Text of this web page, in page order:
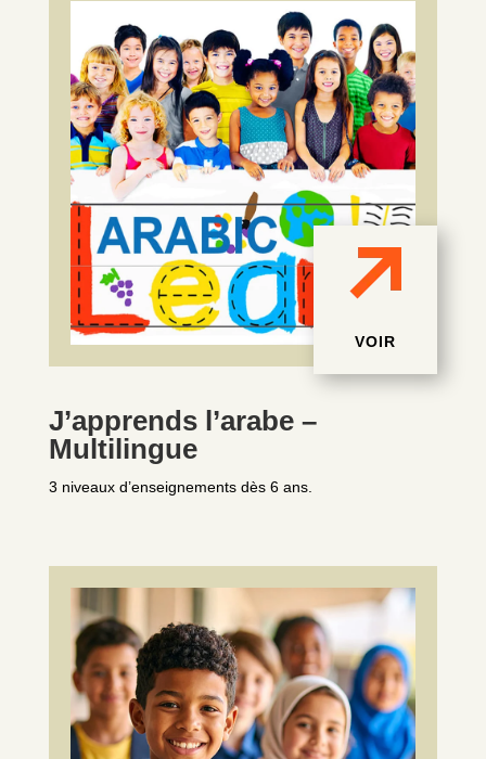
VOIR
J’apprends l’arabe –
Multilingue
3 niveaux d’enseignements dès 6 ans.